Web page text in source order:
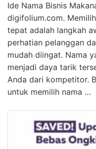
Ide Nama Bisnis
digifolium.com.
tepat adalah langkah
perhatian pelanggan
mudah diingat. Nama
menjadi daya tarik
Anda dari kompetitor.
untuk memilih nama …